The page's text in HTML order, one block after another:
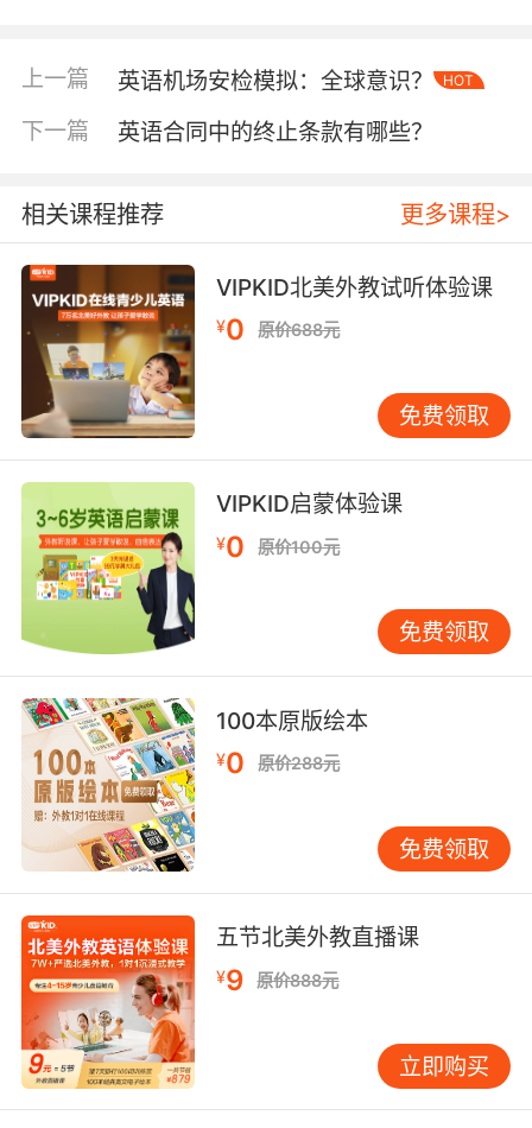
英语沟通的核心价值
安检场景中的英语应用具有高度专业化特征。芝
要求）""epidemic prevention（防疫措施）"等
对话课程将"Please present your vaccination
certificate（请出示疫苗证明）"等高频句式纳入
情景教学，通过角色扮演强化学员应急反应能
力。
语言学家Stephen Krashen的输入假说理论在此
得到印证：当学习者接触真实场景下的"可理解性
输入"时，语言习得效率提升3倍。某VIPKID学员
在东京成田机场遇到检疫官询问"Have you
visited any regions with variant cases in the
past 14 days？（过去14天是否去过变异病例地
区？）"，因其在课堂中反复演练类似句式，得以
快速准确回应。
常见误区双向解析
旅客认知偏差与执行漏洞形成双重挑战。误区
一：将"health declaration"简单等同
于"temperature check（体温检测）"。某
VIPKID家庭旅行案例显示，孩子误以为申报仅需
测量体温，遗漏既往病史填写，导致全家被留观2
小时。误区二：过度依赖翻译软件。巴黎戴高乐
机场曾发生旅客使用机器翻译"否"回答"Are you
carrying live animals？（是否携带活体动
物？）"，引发安检警报。
破解之道在于系统性预案。VIPKID开发"三维准备
法"：知识维度（政策研读）、技能维度（表单填
写模拟）、心理维度（压力场景演练）。数据显
上一篇 英语机场安检模拟：全球意识？ HOT
下一篇 英语合同中的终止条款有哪些？
相关课程推荐 更多课程>
VIPKID北美外教试听体验课
¥0 原价688元
免费领取
VIPKID启蒙体验课
¥0 原价100元
免费领取
100本原版绘本
¥0 原价288元
免费领取
五节北美外教直播课
¥9 原价888元
立即购买